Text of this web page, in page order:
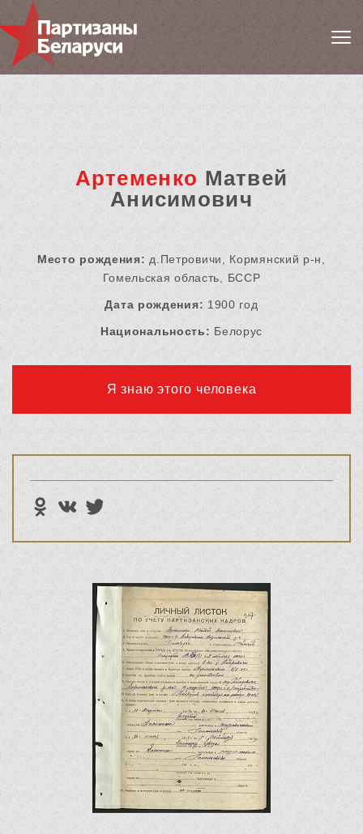
Артеменко Матвей
Анисимович
Место рождения: д.Петровичи, Кормянский р-н,
Гомельская область, БССР
Дата рождения: 1900 год
Национальность: Белорус
Я знаю этого человека